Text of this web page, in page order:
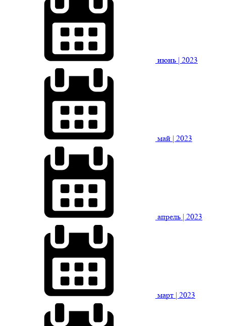
июнь | 2023
май | 2023
апрель | 2023
март | 2023